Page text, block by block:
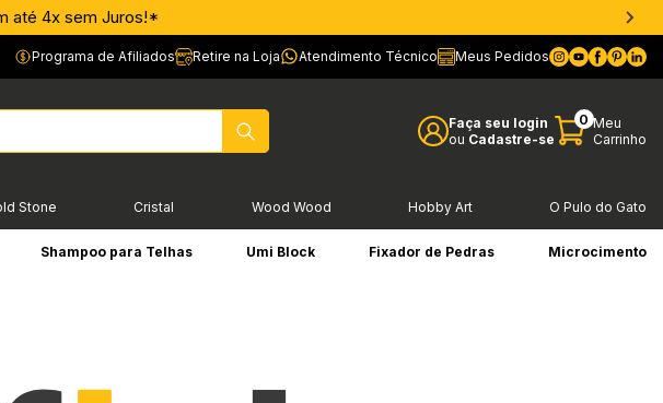
até 4x sem Juros!*
Programa de Afiliados Retire na Loja Atendimento Técnico Meus Pedidos
Faça seu login
ou Cadastre-se
0 Meu
Carrinho
Stone Cristal Wood Wood Hobby Art O Pulo do Gato
Shampoo para Telhas Umi Block Fixador de Pedras Microcimento